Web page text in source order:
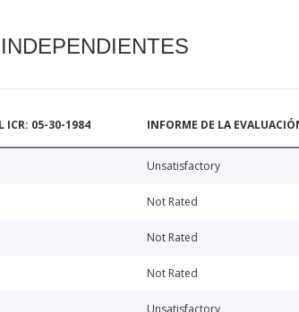
ICR: 05-30-1984 INFORME DE LA
Unsatisfactory
Not Rated
Not Rated
Not Rated